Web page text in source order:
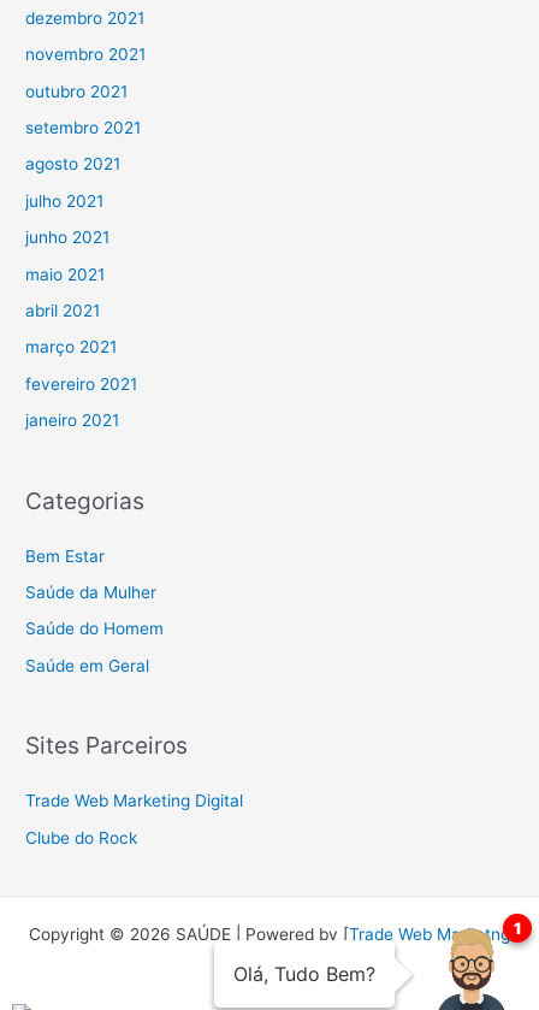
dezembro 2021
novembro 2021
outubro 2021
setembro 2021
agosto 2021
julho 2021
junho 2021
maio 2021
abril 2021
março 2021
fevereiro 2021
janeiro 2021
Categorias
Bem Estar
Saúde da Mulher
Saúde do Homem
Saúde em Geral
Sites Parceiros
Trade Web Marketing Digital
Clube do Rock
Copyright © 2026 SAÚDE | Powered by [Trade Web Marketng